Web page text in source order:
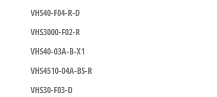
VHS40-F04-R-D
VHS3000-F02-R
VHS40-03A-B-X1
VHS4510-04A-BS-R
VHS30-F03-D